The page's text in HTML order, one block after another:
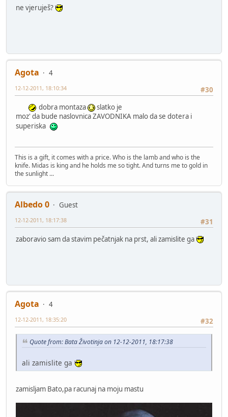
ne vjeruješ?
Agota
4
#30
12-12-2011, 18:10:34
dobra montaza
slatko je
moz' da bude naslovnica ZAVODNIKA malo da se dotera i
superiska
This is a gift, it comes with a price. Who is the lamb and who is the
knife. Midas is king and he holds me so tight. And turns me to gold in
the sunlight ...
Albedo 0
Guest
#31
12-12-2011, 18:17:38
zaboravio sam da stavim pečatnjak na prst, ali zamislite ga
Agota
4
#32
12-12-2011, 18:35:20
Quote from: Bata Životinja on 12-12-2011, 18:17:38
ali zamislite ga
zamisljam Bato,pa racunaj na moju mastu